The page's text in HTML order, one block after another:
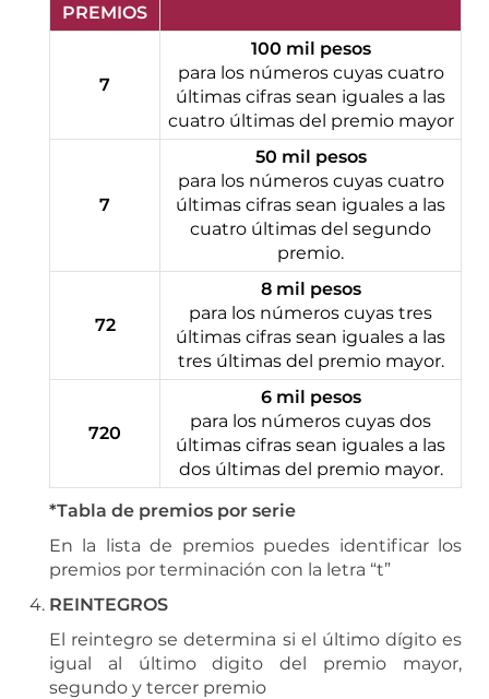
PREMIOS
7
100 mil pesos
para los números cuyas cuatro
últimas cifras sean iguales a las
cuatro últimas del premio mayor
7
50 mil pesos
para los números cuyas cuatro
últimas cifras sean iguales a las
cuatro últimas del segundo
premio.
72
8 mil pesos
para los números cuyas tres
últimas cifras sean iguales a las
tres últimas del premio mayor.
720
6 mil pesos
para los números cuyas dos
últimas cifras sean iguales a las
dos últimas del premio mayor.
*Tabla de premios por serie
En la lista de premios puedes identificar los
premios por terminación con la letra “t”
REINTEGROS
El reintegro se determina si el último dígito es
igual al último digito del premio mayor,
segundo y tercer premio